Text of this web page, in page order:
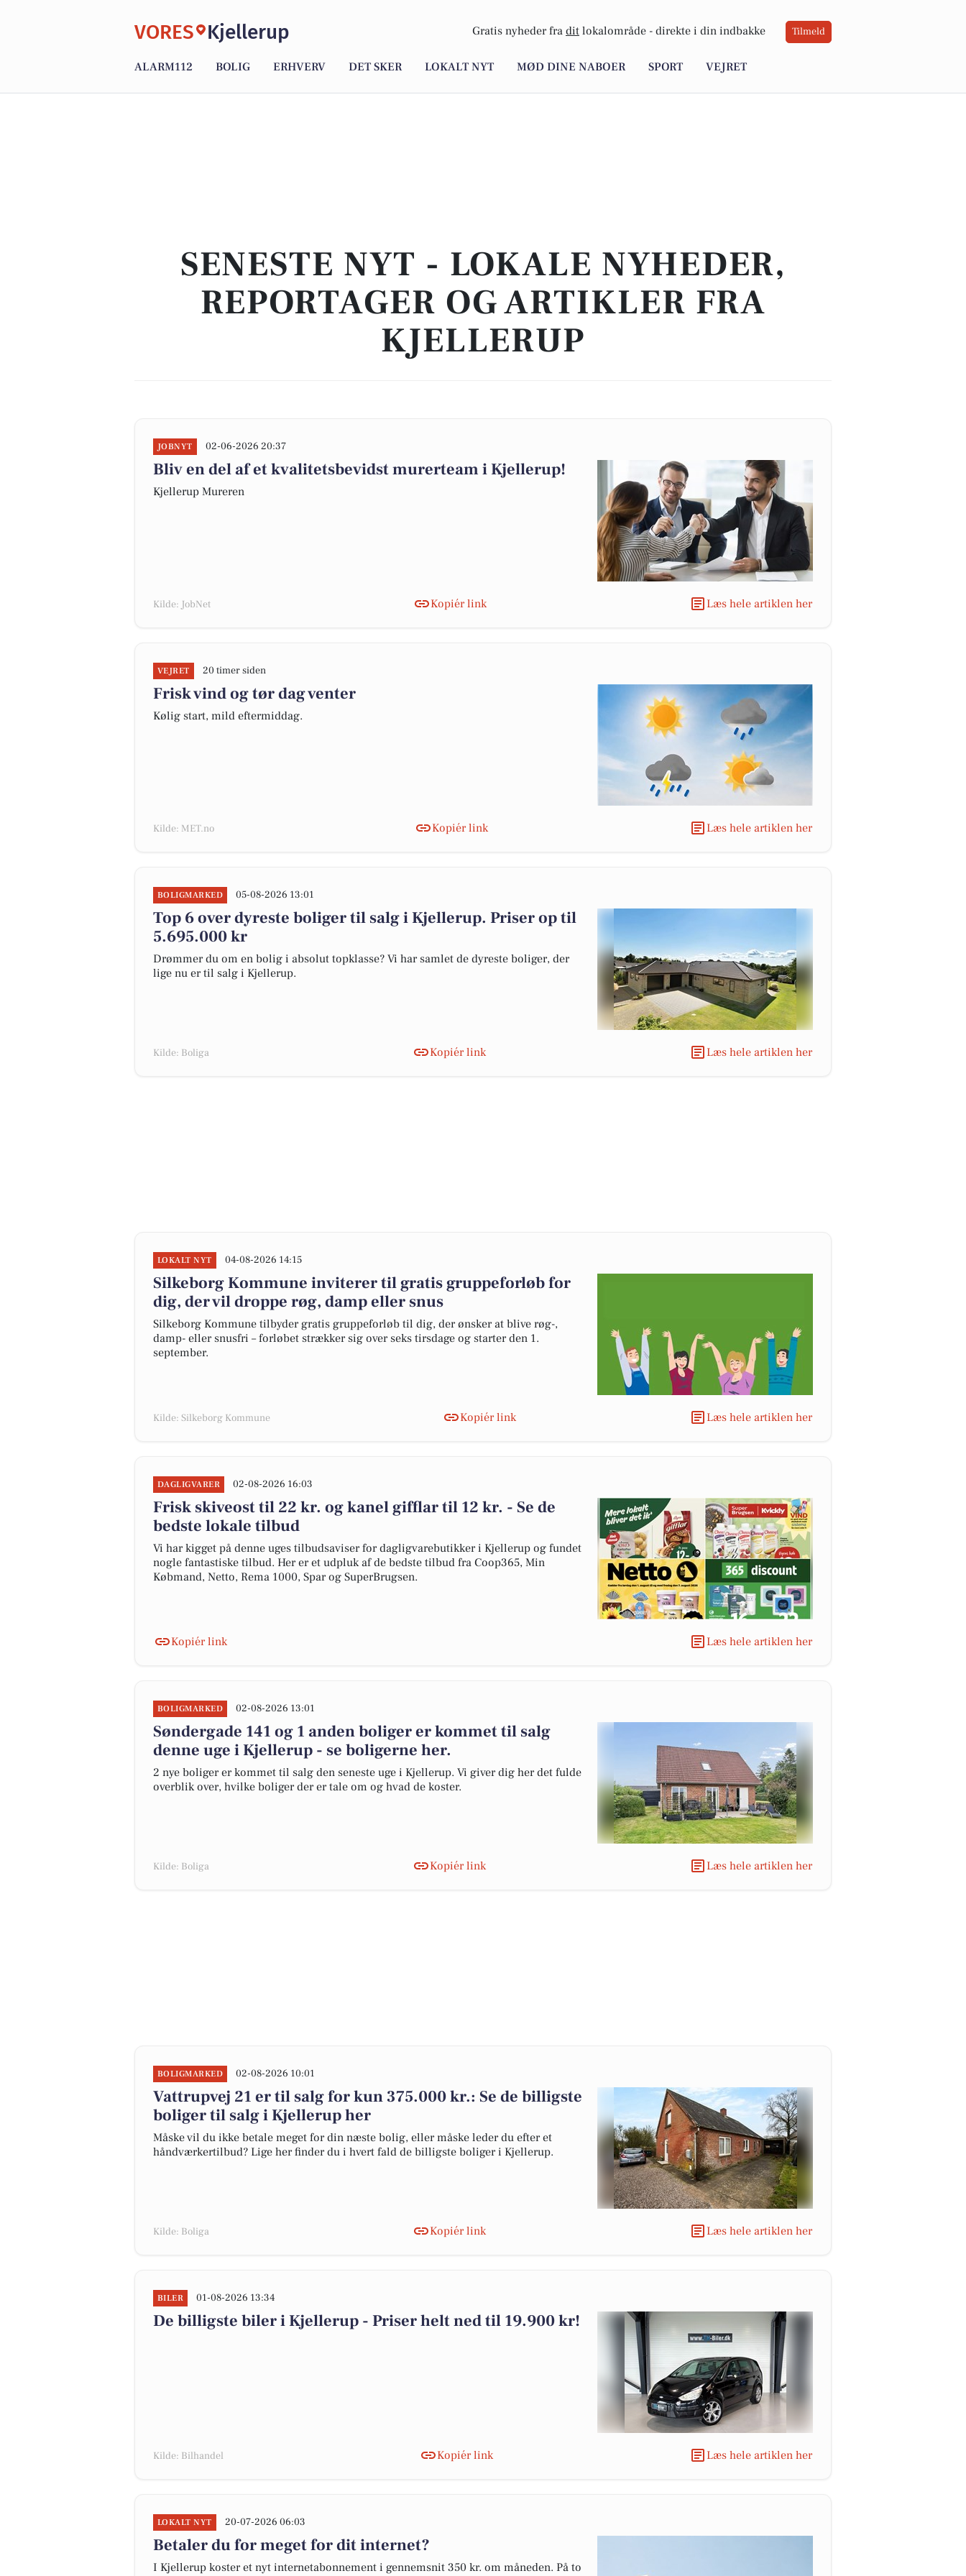
VORES Kjellerup Gratis nyheder fra dit lokalområde - direkte i din indbakke Tilmeld
ALARM112 BOLIG ERHVERV DET SKER LOKALT NYT MØD DINE NABOER SPORT VEJRET
SENESTE NYT - LOKALE NYHEDER,
REPORTAGER OG ARTIKLER FRA
KJELLERUP
JOBNYT 02-06-2026 20:37
Bliv en del af et kvalitetsbevidst murerteam i Kjellerup!
Kjellerup Mureren
Kilde: JobNet Kopiér link Læs hele artiklen her
VEJRET 20 timer siden
Frisk vind og tør dag venter
Kølig start, mild eftermiddag.
Kilde: MET.no Kopiér link Læs hele artiklen her
BOLIGMARKED 05-08-2026 13:01
Top 6 over dyreste boliger til salg i Kjellerup. Priser op til
5.695.000 kr
Drømmer du om en bolig i absolut topklasse? Vi har samlet de dyreste boliger, der
lige nu er til salg i Kjellerup.
Kilde: Boliga Kopiér link Læs hele artiklen her
LOKALT NYT 04-08-2026 14:15
Silkeborg Kommune inviterer til gratis gruppeforløb for
dig, der vil droppe røg, damp eller snus
Silkeborg Kommune tilbyder gratis gruppeforløb til dig, der ønsker at blive røg-,
damp- eller snusfri – forløbet strækker sig over seks tirsdage og starter den 1.
september.
Kilde: Silkeborg Kommune Kopiér link Læs hele artiklen her
DAGLIGVARER 02-08-2026 16:03
Frisk skiveost til 22 kr. og kanel gifflar til 12 kr. - Se de
bedste lokale tilbud
Vi har kigget på denne uges tilbudsaviser for dagligvarebutikker i Kjellerup og fundet
nogle fantastiske tilbud. Her er et udpluk af de bedste tilbud fra Coop365, Min
Købmand, Netto, Rema 1000, Spar og SuperBrugsen.
Kopiér link Læs hele artiklen her
BOLIGMARKED 02-08-2026 13:01
Søndergade 141 og 1 anden boliger er kommet til salg
denne uge i Kjellerup - se boligerne her.
2 nye boliger er kommet til salg den seneste uge i Kjellerup. Vi giver dig her det fulde
overblik over, hvilke boliger der er tale om og hvad de koster.
Kilde: Boliga Kopiér link Læs hele artiklen her
BOLIGMARKED 02-08-2026 10:01
Vattrupvej 21 er til salg for kun 375.000 kr.: Se de billigste
boliger til salg i Kjellerup her
Måske vil du ikke betale meget for din næste bolig, eller måske leder du efter et
håndværkertilbud? Lige her finder du i hvert fald de billigste boliger i Kjellerup.
Kilde: Boliga Kopiér link Læs hele artiklen her
BILER 01-08-2026 13:34
De billigste biler i Kjellerup - Priser helt ned til 19.900 kr!
Kilde: Bilhandel Kopiér link Læs hele artiklen her
LOKALT NYT 20-07-2026 06:03
Betaler du for meget for dit internet?
I Kjellerup koster et nyt internetabonnement i gennemsnit 350 kr. om måneden. På to